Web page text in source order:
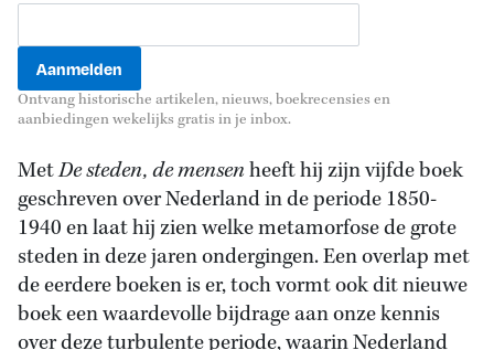
Ontvang historische artikelen, nieuws, boekrecensies en
aanbiedingen wekelijks gratis in je inbox.
MetDe steden, de mensenheeft hij zijn vijfde boek
geschreven over Nederland in de periode 1850-
1940 en laat hij zien welke metamorfose de grote
steden in deze jaren ondergingen. Een overlap met
de eerdere boeken is er, toch vormt ook dit nieuwe
boek een waardevolle bijdrage aan onze kennis
over deze turbulente periode, waarin Nederland